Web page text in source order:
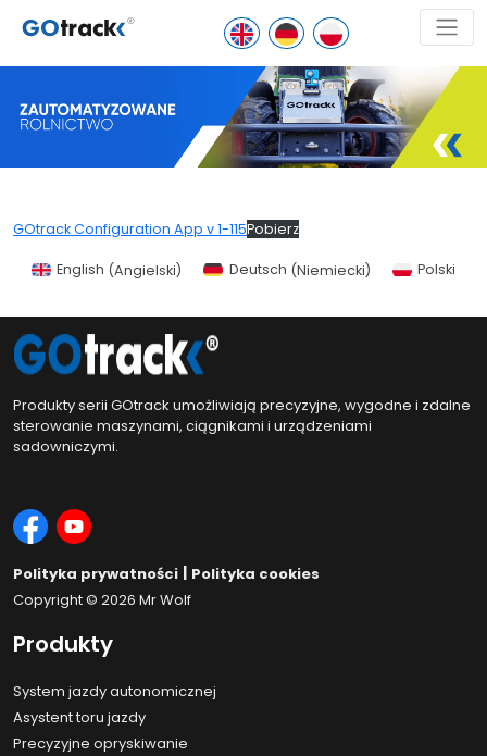
GOtrack Configuration App v 1-115Pobierz
English (Angielski) Deutsch (Niemiecki) Polski
Produkty serii GOtrack umożliwiają precyzyjne, wygodne i zdalne
sterowanie maszynami, ciągnikami i urządzeniami
sadowniczymi.
Polityka prywatności | Polityka cookies
Copyright © 2026 Mr Wolf
Produkty
System jazdy autonomicznej
Asystent toru jazdy
Precyzyjne opryskiwanie